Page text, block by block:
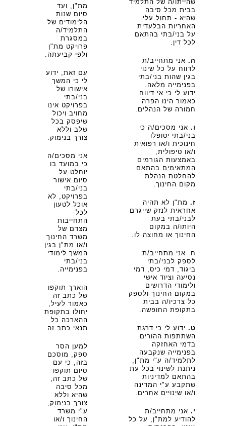
שהייתו/ה של התלמיד
בבית מכל סיבה
שהיא - תחול עלי
האחריות הבלעדית
על בני/בתי בהתאם
לכל דין.
ה.אני מתחייב/ת
לדווח על כל שינוי
בגין שהות בני/בתי
בפנימייה מלאה.
ידוע לי כי אי דיווח
כאמור הינו הפרה
חמורה של הנהלים.
ו.אני מסכים/ה כי
בני/בתי יטופלו
חינוכית ו/או רפואית
ו/או טיפולית,
באמצעות הגורמים
המתאימים בהתאם
להחלטת הנהלת
מקום החינוך.
ז.מת"ן לא תהיה
אחראית לנזק שייגרם
לבני/בתי בעת
היותו/ה במקום
החינוך או מחוצה לו.
ח. אני מתחייב/ת
לספק לבני/בתי
ביגוד, דמי כיס, דמי
נסיעה וציוד אישי
ולימודי הדרושים
במקום החינוך ולספק
כל צרכיו/ה בבית
בתקופת החופשה.
ט.ידוע לי כי דרגת
השתתפות ההורים
בדמי האחזקה
בפנימייה שנקבעה
לתלמיד/ה ע"י מת"ן,
ניתנת לשינוי בכל עת
בהתאם למדיניות
שתקבע ע"י המדינה
ו/או שינויים אחרים.
י.אני מתחייב/ת
להודיע למת"ן, על כל
מת"ן, ועד
סיום שנות
הלימודים של
התלמיד/ה
במסגרת
פרויקט מת"ן
ולפי קביעתה.
עם זאת, ידוע
לי כי המשך
אישורו של
בני/בתי
בפרויקט אינו
מחויב ויכול
שיפסק בכל
שלב וללא
צורך בנימוק.
אני מסכים/ה
כי במועד בו
יוחלט על
סיום אישור
בני/בתי
בפרויקט, לא
אוכל לטעון
לכל
התחייבות
מצדם של
משרד החינוך
ו/או מת"ן בגין
המשך לימודי
בני/בתי
בפנימייה.
הוארך תוקפו
של כתב זה
כאמור לעיל,
יחולו בתקופת
ההארכה כל
תנאי כתב זה.
למען הסר
ספק, מוסכם
בזה, כי עם
סיום תוקפו
של כתב זה,
מכל סיבה
שהיא וללא
צורך בנימוק,
ע"י משרד
החינוך ו/או